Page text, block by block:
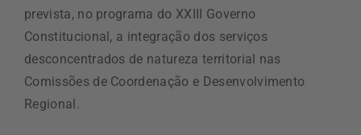
prevista, no programa do XXIII Governo
Constitucional, a integração dos serviços
desconcentrados de natureza territorial nas
Comissões de Coordenação e Desenvolvimento
Regional.